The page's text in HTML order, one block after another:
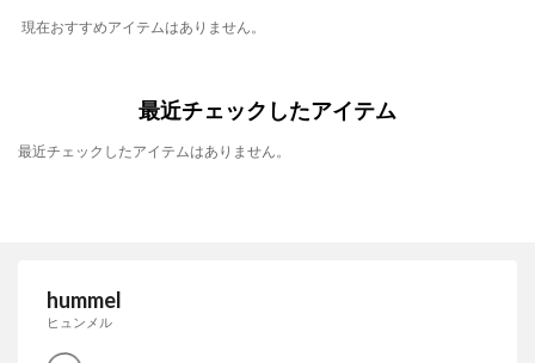
現在おすすめアイテムはありません。
最近チェックしたアイテム
最近チェックしたアイテムはありません。
hummel
ヒュンメル